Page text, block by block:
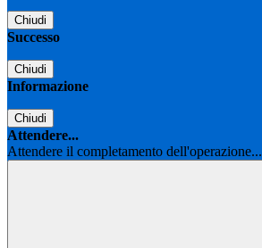
Chiudi
Successo
Chiudi
Informazione
Chiudi
Attendere...
Attendere il completamento dell'operazione...